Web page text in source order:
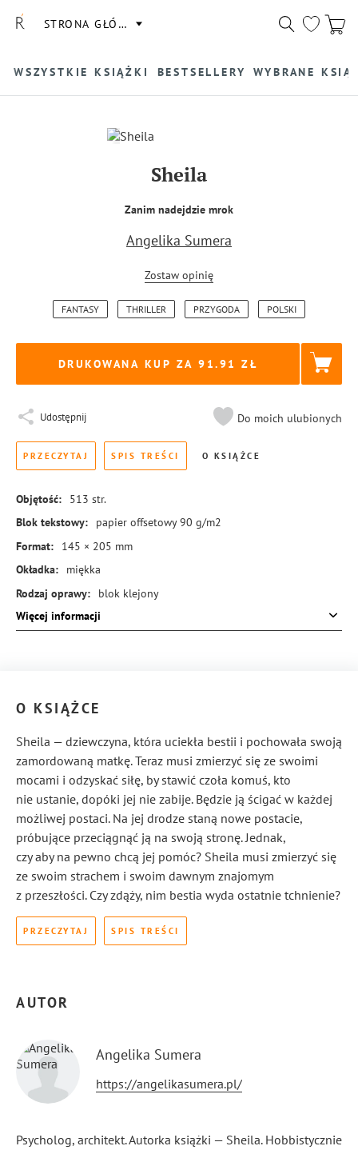
STRONA GŁÓWNA
WSZYSTKIE KSIĄŻKI BESTSELLERY WYBRANE
Sheila
Zanim nadejdzie mrok
Angelika Sumera
Zostaw opinię
FANTASY THRILLER PRZYGODA POLSKI
DRUKOWANA KUP ZA 91.91
Udostępnij Do moich ulubionych
PRZECZYTAJ SPIS TREŚCI O KSIĄŻCE
Objętość: 513 str.
Blok tekstowy:
papier offsetowy 90 g/m2
Format:
145 × 205 mm
Okładka:
miękka
Rodzaj oprawy:
blok klejony
ISBN:
978-83-8369-354-5
Więcej informacji
O KSIĄŻCE
Sheila — dziewczyna, która uciekła bestii i pochowała swoją
zamordowaną matkę. Teraz musi zmierzyć się ze swoimi
mocami i odzyskać siłę, by stawić czoła komuś, kto
nie ustanie, dopóki jej nie zabije. Będzie ją ścigać w każdej
możliwej postaci. Na jej drodze staną nowe postacie,
próbujące przeciągnąć ją na swoją stronę. Jednak,
czy aby na pewno chcą jej pomóc? Sheila musi zmierzyć się
ze swoim strachem i swoim dawnym znajomym
z przeszłości. Czy zdąży, nim bestia wyda ostatnie tchnienie?
PRZECZYTAJ SPIS TREŚCI
AUTOR
Angelika Sumera
https://angelikasumera.pl/
Psycholog, architekt. Autorka książki — Sheila. Hobbistycznie